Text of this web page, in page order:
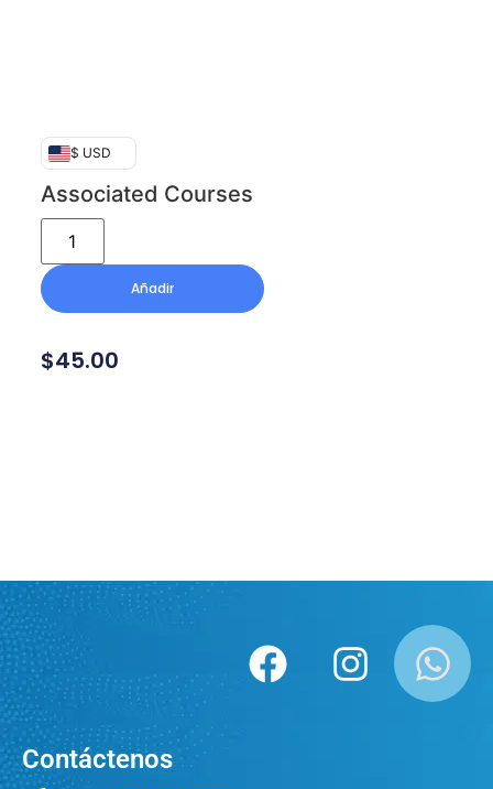
$ USD
Associated Courses
Añadir
$45.00
Contáctenos